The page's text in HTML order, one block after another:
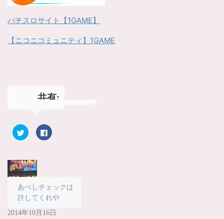
パチスロサイト【1GAME】
【ニコニコミュニティ】1GAME
共有:
ク
リ
て
T
w
i
t
t
e
r
で
共
F
a
共
有
す
る
に
は
あべしチェックは
許してくれや
2014年10月16日